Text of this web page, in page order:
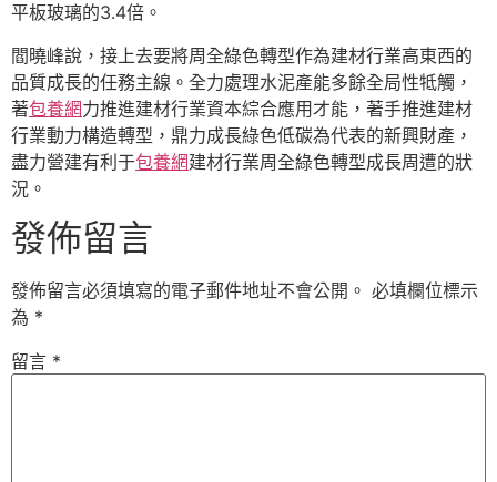
平板玻璃的3.4倍。
閻曉峰說，接上去要將周全綠色轉型作為建材行業高東西的
品質成長的任務主線。全力處理水泥產能多餘全局性牴觸，
著包養網力推進建材行業資本綜合應用才能，著手推進建材
行業動力構造轉型，鼎力成長綠色低碳為代表的新興財產，
盡力營建有利于包養網建材行業周全綠色轉型成長周遭的狀
況。
發佈留言
發佈留言必須填寫的電子郵件地址不會公開。 必填欄位標示
為 *
留言 *